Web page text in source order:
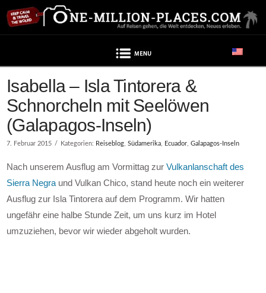
Isabella – Isla Tintorera &
Schnorcheln mit Seelöwen
(Galapagos-Inseln)
7. Februar 2015 Kategorien: Reiseblog,Südamerika, Ecuador,Galapagos-Inseln
Nach unserem Ausflug am Vormittag zurVulkanlanschaft des
Sierra Negra und Vulkan Chico, stand heute noch ein weiterer
Ausflug zur Isla Tintorera auf dem Programm. Wir hatten
ungefähr eine halbe Stunde Zeit, um uns kurz im Hotel
umzuziehen, bevor wir wieder abgeholt wurden.